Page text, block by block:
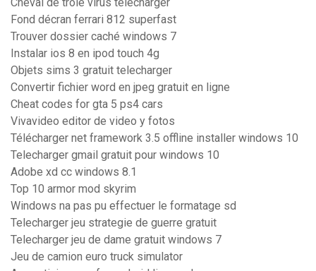
Cheval de troie virus télécharger
Fond décran ferrari 812 superfast
Trouver dossier caché windows 7
Instalar ios 8 en ipod touch 4g
Objets sims 3 gratuit telecharger
Convertir fichier word en jpeg gratuit en ligne
Cheat codes for gta 5 ps4 cars
Vivavideo editor de video y fotos
Télécharger net framework 3.5 offline installer windows 10
Telecharger gmail gratuit pour windows 10
Adobe xd cc windows 8.1
Top 10 armor mod skyrim
Windows na pas pu effectuer le formatage sd
Telecharger jeu strategie de guerre gratuit
Telecharger jeu de dame gratuit windows 7
Jeu de camion euro truck simulator